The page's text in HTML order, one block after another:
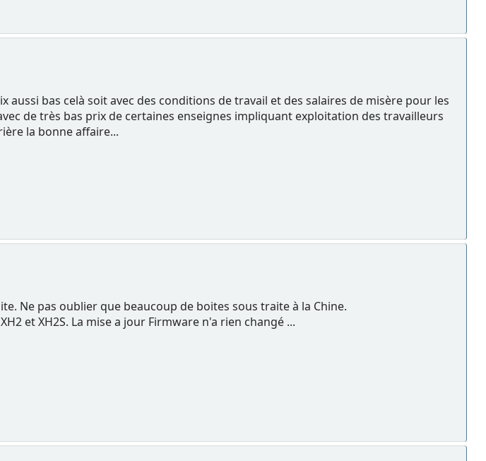
bas celà soit avec des conditions de travail et des salaires de misère pour les
de très bas prix de certaines enseignes impliquant exploitation des travailleurs
la bonne affaire...
Ne pas oublier que beaucoup de boites sous traite à la Chine.
et XH2S. La mise a jour Firmware n'a rien changé ...